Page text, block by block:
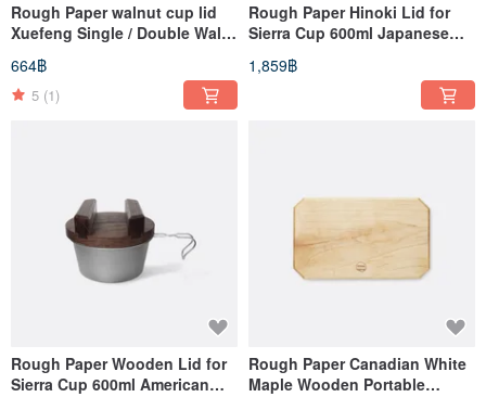
Rough Paper walnut cup lid
Xuefeng Single / Double Wall
Cup applicable
664฿
5 (1)
Rough Paper Hinoki Lid for
Sierra Cup 600ml Japanese
Hinoki Lid
1,859฿
Rough Paper Wooden Lid for
Sierra Cup 600ml American
Rough Paper Canadian White
Maple Wooden Portable